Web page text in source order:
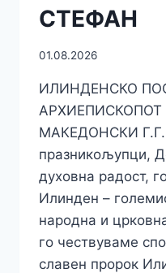
СТЕФАН
01.08.2026
ИЛИНДЕНСКО
МАКЕДОНСКИ
празникољупци,
духовна радост,
Илинден –
народна и
го чествуваме
славен пророк